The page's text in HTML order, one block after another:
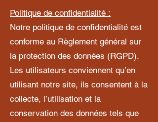
Politique de confidentialité :
Notre politique de confidentialité est
conforme au Règlement général sur
la protection des données (RGPD).
Les utilisateurs conviennent qu’en
utilisant notre site, ils consentent à la
collecte, l’utilisation et la
conservation des données tels que